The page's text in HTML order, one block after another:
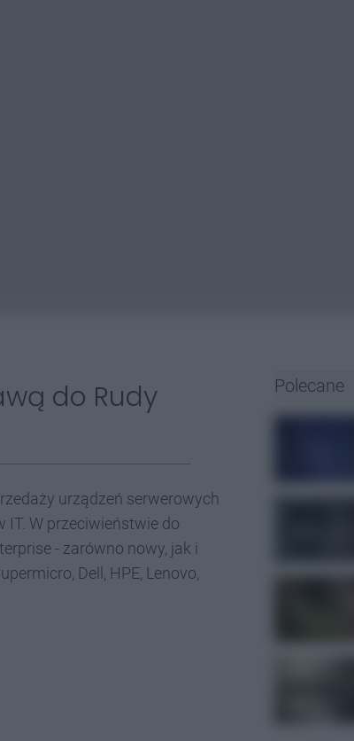
do Rudy
urządzeń serwerowych
W przeciwieństwie do
- zarówno nowy, jak i
Dell, HPE, Lenovo,
Polecane